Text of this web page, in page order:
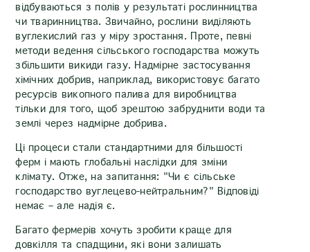
відбуваються з полів у результаті рослинництва
чи тваринництва. Звичайно, рослини виділяють
вуглекислий газ у міру зростання. Проте, певні
методи ведення сільського господарства можуть
збільшити викиди газу. Надмірне застосування
хімічних добрив, наприклад, використовує багато
ресурсів викопного палива для виробництва
тільки для того, щоб зрештою забруднити води та
землі через надмірне добрива.
Ці процеси стали стандартними для більшості
ферм і мають глобальні наслідки для зміни
клімату. Отже, на запитання: "Чи є сільське
господарство вуглецево-нейтральним?" Відповіді
немає – але надія є.
Багато фермерів хочуть зробити краще для
довкілля та спадщини, які вони залишать